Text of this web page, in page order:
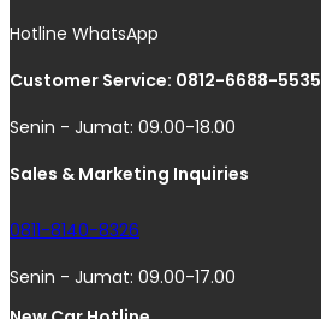
Hotline WhatsApp
Customer Service: 0812-6688-5535
Senin - Jumat: 09.00-18.00
Sales & Marketing Inquiries
0811-8140-8326
Senin - Jumat: 09.00-17.00